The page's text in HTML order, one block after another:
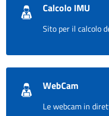
Calcolo IMU
Sito per il calcolo
WebCam
Le webcam in